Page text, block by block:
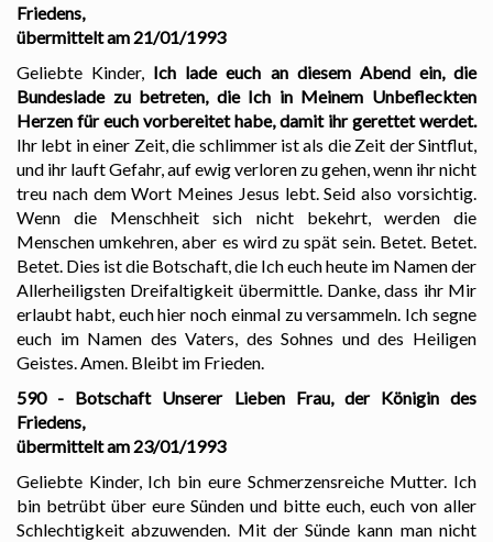
Friedens,
übermittelt am 21/01/1993
Geliebte Kinder, Ich lade euch an diesem Abend ein, die
Bundeslade zu betreten, die Ich in Meinem Unbefleckten
Herzen für euch vorbereitet habe, damit ihr gerettet werdet.
Ihr lebt in einer Zeit, die schlimmer ist als die Zeit der Sintflut,
und ihr lauft Gefahr, auf ewig verloren zu gehen, wenn ihr nicht
treu nach dem Wort Meines Jesus lebt. Seid also vorsichtig.
Wenn die Menschheit sich nicht bekehrt, werden die
Menschen umkehren, aber es wird zu spät sein. Betet. Betet.
Betet. Dies ist die Botschaft, die Ich euch heute im Namen der
Allerheiligsten Dreifaltigkeit übermittle. Danke, dass ihr Mir
erlaubt habt, euch hier noch einmal zu versammeln. Ich segne
euch im Namen des Vaters, des Sohnes und des Heiligen
Geistes. Amen. Bleibt im Frieden.
590 - Botschaft Unserer Lieben Frau, der Königin des
Friedens,
übermittelt am 23/01/1993
Geliebte Kinder, Ich bin eure Schmerzensreiche Mutter. Ich
bin betrübt über eure Sünden und bitte euch, euch von aller
Schlechtigkeit abzuwenden. Mit der Sünde kann man nicht